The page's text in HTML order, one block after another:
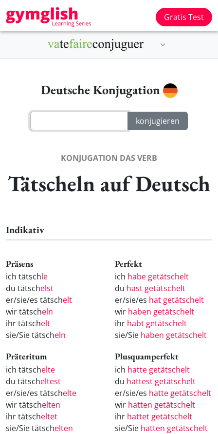
Gratis Test
Deutsche Konjugation
KONJUGATION DAS VERB
Tätscheln auf Deutsch
Indikativ
Präsens
ich tätschle
du tätschelst
er/sie/es tätschelt
wir tätscheln
ihr tätschelt
sie/Sie tätscheln
Perfekt
ich habe getätschelt
du hast getätschelt
er/sie/es hat getätschelt
wir haben getätschelt
ihr habt getätschelt
sie/Sie haben getätschelt
Präteritum
ich tätschelte
du tätscheltest
er/sie/es tätschelte
wir tätschelten
ihr tätscheltet
sie/Sie tätschelten
Plusquamperfekt
ich hatte getätschelt
du hattest getätschelt
er/sie/es hatte getätschelt
wir hatten getätschelt
ihr hattet getätschelt
sie/Sie hatten getätschelt